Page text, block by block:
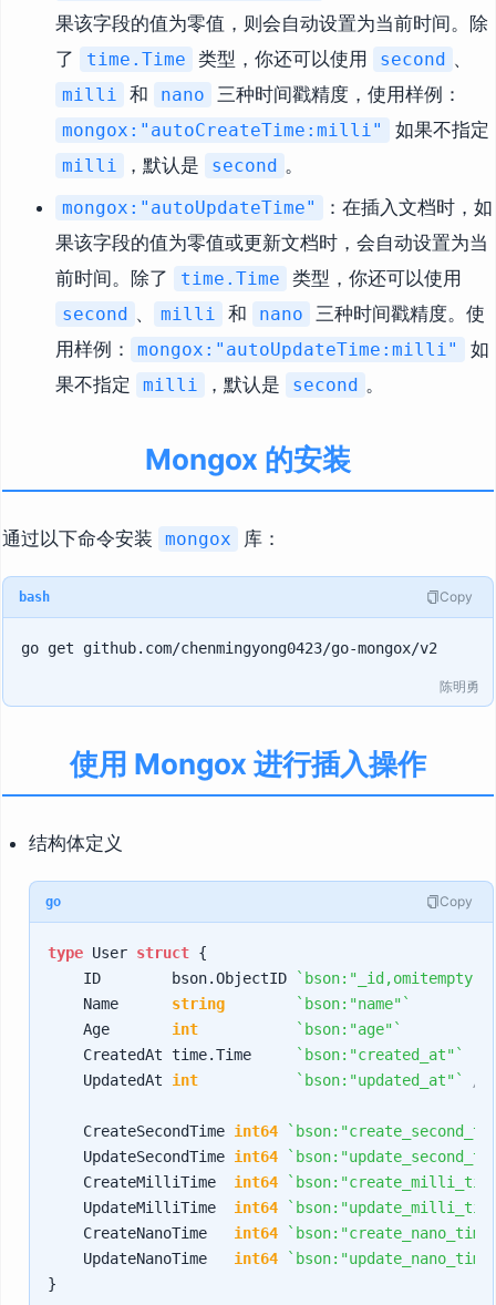
果该字段的值为零值，则会自动设置为当前时间。除
了
time.Time 类型，你还可以使用 second 、
milli 和 nano 三种时间戳精度，使用样例：
mongox:"autoCreateTime:milli" 如果不指定
milli ，默认是 second 。
mongox:"autoUpdateTime"
：在插入文档时，如
果该字段的值为零值或更新文档时，会自动设置为当
前时间。除了
time.Time 类型，你还可以使用
second 、 milli 和 nano
三种时间戳精度。使
用样例：
mongox:"autoUpdateTime:milli"
如
果不指定
milli ，默认是 second 。
Mongox 的安装
通过以下命令安装 mongox 库：
bash Copy
陈明勇
使用 Mongox 进行插入操作
结构体定义
go Copy
type User struct {
    ID        bson.ObjectID
`bson:"_id,omitempty"
    Name
string
`bson:"name"`
    Age
int
`bson:"age"`
    CreatedAt time.Time
`bson:"created_at"`
    UpdatedAt
int `bson:"updated_at"`
    CreateSecondTime
int64
    UpdateSecondTime
int64
    CreateMilliTime
int64
    UpdateMilliTime
int64
    CreateNanoTime
int64
    UpdateNanoTime
int64